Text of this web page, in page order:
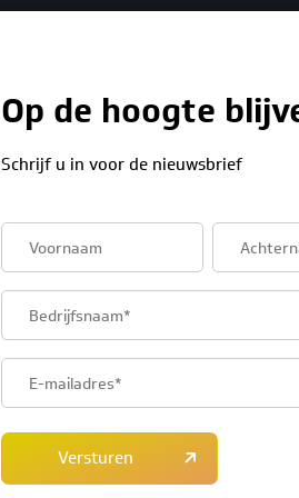
Op de hoogte
Schrijf u in voor de nieuwsbrief
First
name
Last
name
Company
name
Email
address